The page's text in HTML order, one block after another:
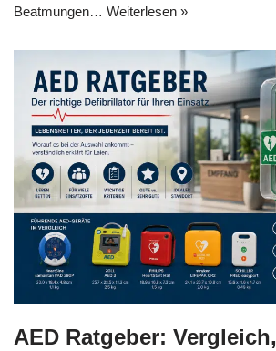
Beatmungen… Weiterlesen »
AED Ratgeber: Vergleich,